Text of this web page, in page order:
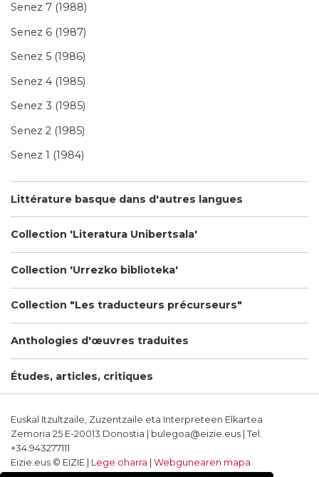
Senez 7 (1988)
Senez 6 (1987)
Senez 5 (1986)
Senez 4 (1985)
Senez 3 (1985)
Senez 2 (1985)
Senez 1 (1984)
Littérature basque dans d'autres langues
Collection 'Literatura Unibertsala'
Collection 'Urrezko biblioteka'
Collection "Les traducteurs précurseurs"
Anthologies d'œuvres traduites
Études, articles, critiques
Euskal Itzultzaile, Zuzentzaile eta Interpreteen Elkartea
Zemoria 25 E-20013 Donostia | bulegoa@eizie.eus | Tel.
+34.943277111
Eizie.eus © EIZIE | Lege oharra
Webgunearen mapa